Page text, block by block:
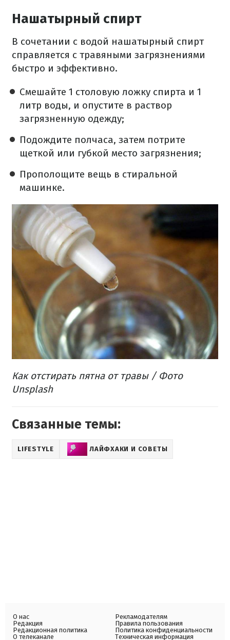
Нашатырный спирт
В сочетании с водой нашатырный спирт
справляется с травяными загрязнениями
быстро и эффективно.
Смешайте 1 столовую ложку спирта и 1
литр воды, и опустите в раствор
загрязненную одежду;
Подождите полчаса, затем потрите
щеткой или губкой место загрязнения;
Прополощите вещь в стиральной
машинке.
Как отстирать пятна от травы / Фото
Unsplash
Связанные темы:
LIFESTYLE ЛАЙФХАКИ И СОВЕТЫ
О нас
Редакция
Редакционная политика
О телеканале
Рекламодателям
Правила пользования
Политика конфиденциальности
Техническая информация